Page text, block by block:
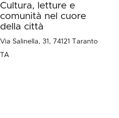
Cultura, letture e
comunità nel cuore
della città
Via Salinella, 31, 74121 Taranto
TA